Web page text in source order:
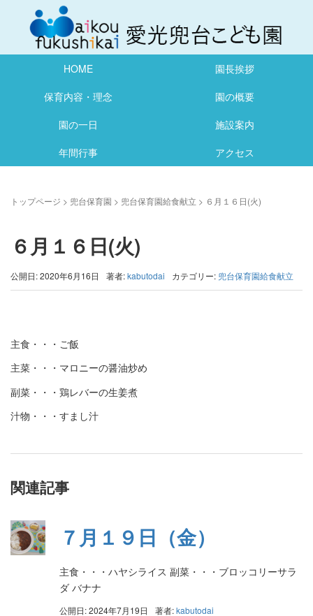
HOME
園長挨拶
保育内容・理念
園の概要
園の一日
施設案内
年間行事
アクセス
トップページ > 兜台保育園 > 兜台保育園給食献立 > ６月１６日(火)
６月１６日(火)
公開日: 2020年6月16日 著者:kabutodai カテゴリー: 兜台保育園給食献立
主食・・・ご飯
主菜・・・マロニーの醤油炒め
副菜・・・鶏レバーの生姜煮
汁物・・・すまし汁
関連記事
７月１９日（金）
主食・・・ハヤシライス 副菜・・・ブロッコリーサラ
ダ バナナ
公開日: 2024年7月19日 著者:kabutodai